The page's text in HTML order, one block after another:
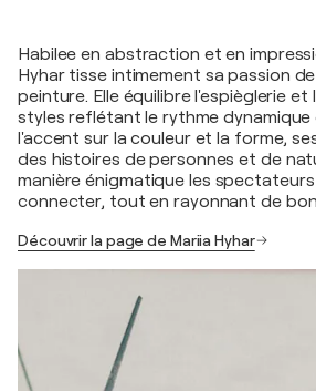
Habilee en abstraction et en
Hyhar tisse intimement sa passion
peinture. Elle équilibre l'espièglerie et
styles reflétant le rythme
l'accent sur la couleur et la forme,
des histoires de personnes et de
manière énigmatique les
connecter, tout en rayonnant de
Découvrir la page de Mariia Hyhar